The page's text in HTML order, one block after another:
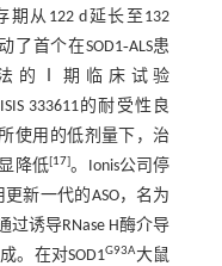
期从122 d延长至132
首个在SOD1‐ALS患
法的Ⅰ期临床试验
333611的耐受性良
使用的低剂量下，治
降低[17]。Ionis公司停
新一代的ASO，名为
过诱导RNase H酶介导
。在对SOD1G93A大鼠